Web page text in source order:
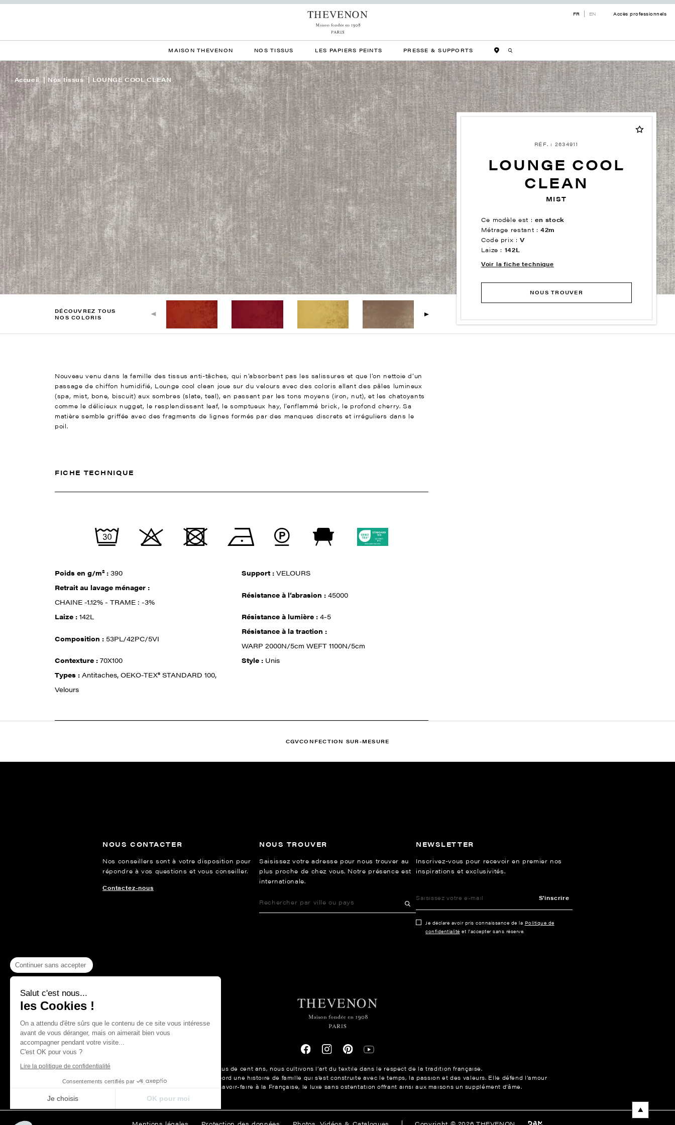
FR EN Accès professionnels
MAISON THEVENON NOS TISSUS LES PAPIERS PEINTS PRESSE & SUPPORTS
Accueil Nos tissus LOUNGE COOL CLEAN
RÉF. : 2634911
LOUNGE COOL
CLEAN
MIST
Ce modèle est : en stock
Métrage restant :42m
Code prix :V
Laize : 142L
Voir la fiche technique
NOUS TROUVER
DÉCOUVREZ TOUS
NOS COLORIS
Nouveau venu dans la famille des tissus anti-tâches, qui n’absorbent pas les salissures et que l’on nettoie d’un
passage de chiffon humidifié, Lounge cool clean joue sur du velours avec des coloris allant des pâles lumineux
(spa, mist, bone, biscuit) aux sombres (slate, teal), en passant par les tons moyens (iron, nut), et les chatoyants
comme le délicieux nugget, le resplendissant leaf, le somptueux hay, l’enflammé brick, le profond cherry. Sa
matière semble griffée avec des fragments de lignes formés par des manques discrets et irréguliers dans le
poil.
FICHE TECHNIQUE
Poids en g/m² :390 Support :VELOURS
Retrait au lavage ménager :
CHAINE -1.12% - TRAME : -3%
Résistance à l‘abrasion :45000
Laize :142L Résistance à lumière :4-5
Composition : 53PL/42PC/5VI
Résistance à la traction :
WARP 2000N/5cm WEFT 1100N/5cm
Contexture :70X100 Style : Unis
Types :Antitaches, OEKO-TEX® STANDARD 100,
Velours
CGVCONFECTION SUR-MESURE
NOUS CONTACTER
Nos conseillers sont à votre disposition pour
répondre à vos questions et vous conseiller.
Contactez-nous
NOUS TROUVER
Saisissez votre adresse pour nous trouver au
plus proche de chez vous. Notre présence est
internationale.
NEWSLETTER
Inscrivez-vous pour recevoir en premier nos
inspirations et exclusivités.
S'inscrire
Je déclare avoir pris connaissance de la Politique de
confidentialité et l’accepter sans réserve.
Depuis plus de cent ans, nous cultivons l’art du textile dans le respect de la tradition française.
La Maison Thevenon c’est d’abord une histoire de famille qui s’est construite avec le temps, la passion et des valeurs. Elle défend l’amour
des belles choses, le savoir-faire à la Française, le luxe sans ostentation offrant ainsi aux maisons un supplément d’âme.
Mentions légales Protection des données Photos, Vidéos & Catalogues Copyright © 2026 THEVENON
Continuer sans accepter
Salut c'est nous...
les Cookies !
On a attendu d'être sûrs que le contenu de ce site vous intéresse
avant de vous déranger, mais on aimerait bien vous
accompagner pendant votre visite...
C'est OK pour vous ?
Lire la politique de confidentialité
Consentements certifiés par
Je choisis OK pour moi